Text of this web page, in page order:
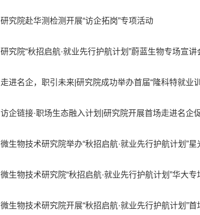
研究院赴华测检测开展“访企拓岗”专项活动
研究院“秋招启航·就业先行护航计划”蔚蓝生物专场宣
走进名企，职引未来|研究院成功举办首届“隆科特就业
访企链接·职场生态融入计划|研究院开展首场走进名企
微生物技术研究院举办“秋招启航·就业先行护航计划”
微生物技术研究院“秋招启航·就业先行护航计划”华大
微生物技术研究院开展“秋招启航·就业先行护航计划”